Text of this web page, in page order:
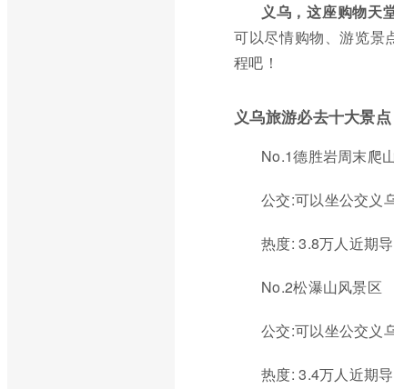
义乌，这座购物天
可以尽情购物、游览景
程吧！
义乌旅游必去十大景点
No.1德胜岩周末爬
公交:可以坐公交义
热度: 3.8万人近期
No.2松瀑山风景区
公交:可以坐公交义
热度: 3.4万人近期